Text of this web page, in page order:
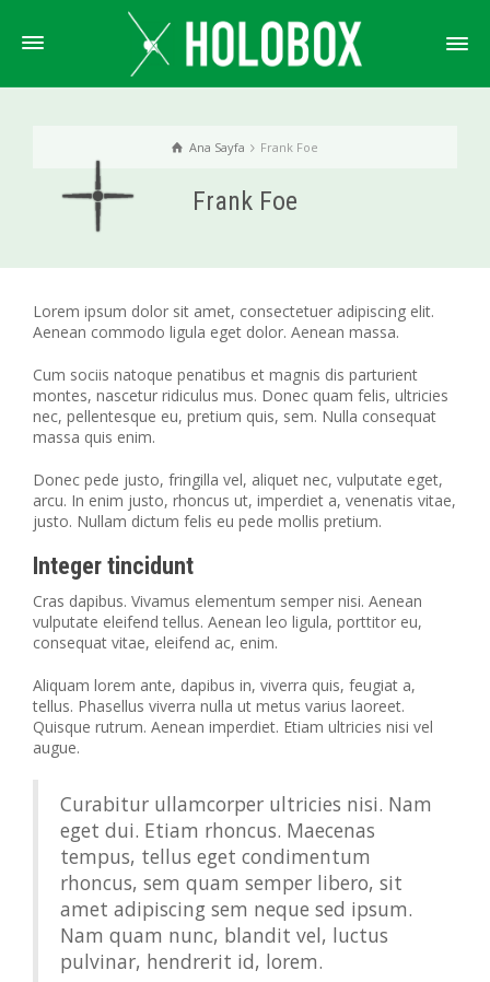
Ana Sayfa Frank Foe
Frank Foe
Lorem ipsum dolor sit amet, consectetuer adipiscing elit.
Aenean commodo ligula eget dolor. Aenean massa.
Cum sociis natoque penatibus et magnis dis parturient
montes, nascetur ridiculus mus. Donec quam felis, ultricies
nec, pellentesque eu, pretium quis, sem. Nulla consequat
massa quis enim.
Donec pede justo, fringilla vel, aliquet nec, vulputate eget,
arcu. In enim justo, rhoncus ut, imperdiet a, venenatis vitae,
justo. Nullam dictum felis eu pede mollis pretium.
Integer tincidunt
Cras dapibus. Vivamus elementum semper nisi. Aenean
vulputate eleifend tellus. Aenean leo ligula, porttitor eu,
consequat vitae, eleifend ac, enim.
Aliquam lorem ante, dapibus in, viverra quis, feugiat a,
tellus. Phasellus viverra nulla ut metus varius laoreet.
Quisque rutrum. Aenean imperdiet. Etiam ultricies nisi vel
augue.
Curabitur ullamcorper ultricies nisi. Nam
eget dui. Etiam rhoncus. Maecenas
tempus, tellus eget condimentum
rhoncus, sem quam semper libero, sit
amet adipiscing sem neque sed ipsum.
Nam quam nunc, blandit vel, luctus
pulvinar, hendrerit id, lorem.